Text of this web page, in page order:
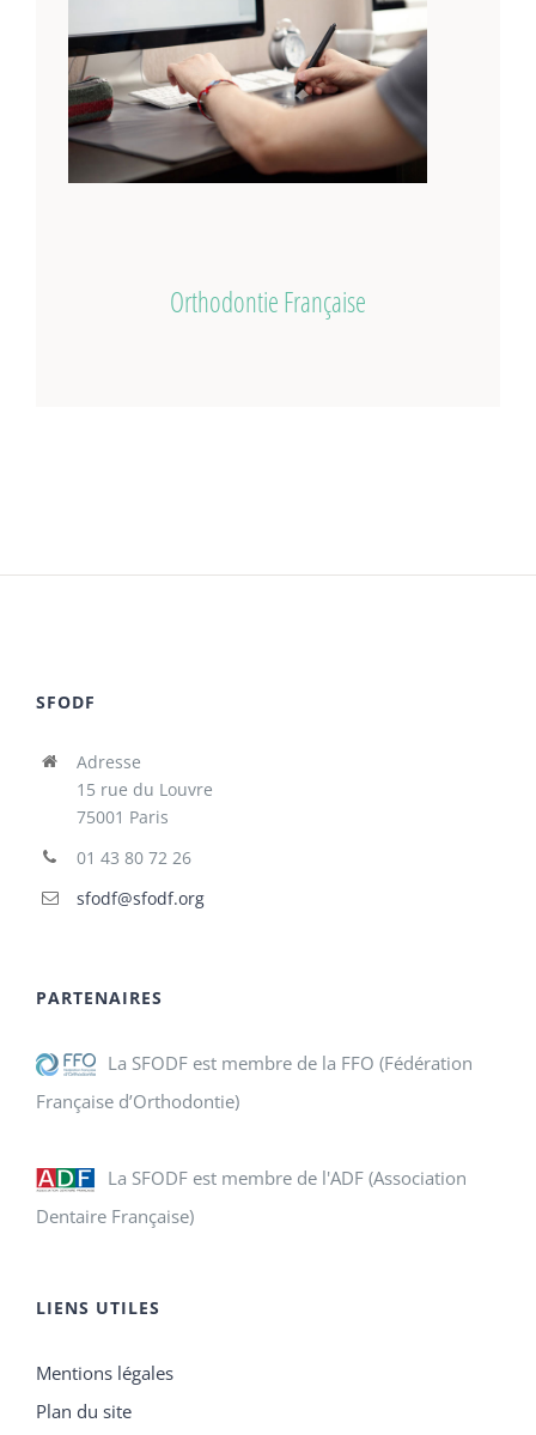
Orthodontie Française
SFODF
Adresse
15 rue du Louvre
75001 Paris
01 43 80 72 26
sfodf@sfodf.org
PARTENAIRES
La SFODF est membre de la FFO (Fédération
Française d’Orthodontie)
La SFODF est membre de l'ADF (Association
Dentaire Française)
LIENS UTILES
Mentions légales
Plan du site